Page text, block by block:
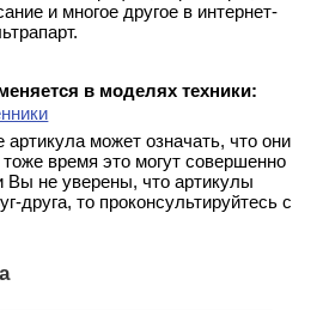
и многое другое в интернет-
в моделях техники:
может означать, что они
время это могут совершенно
Вы не уверены, что артикулы
друга, то проконсультируйтесь с